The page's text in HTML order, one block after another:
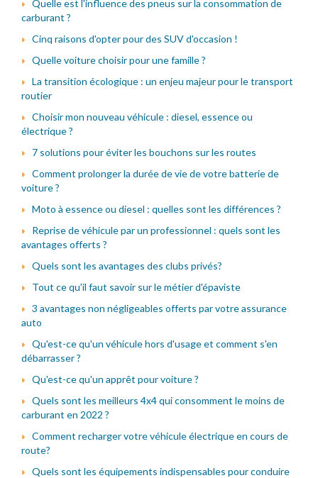
Quelle est l'influence des pneus sur la consommation de
carburant ?
Cinq raisons d'opter pour des SUV d'occasion !
Quelle voiture choisir pour une famille ?
La transition écologique : un enjeu majeur pour le transport
routier
Choisir mon nouveau véhicule : diesel, essence ou
électrique ?
7 solutions pour éviter les bouchons sur les routes
Comment prolonger la durée de vie de votre batterie de
voiture ?
Moto à essence ou diesel : quelles sont les différences ?
Reprise de véhicule par un professionnel : quels sont les
avantages offerts ?
Quels sont les avantages des clubs privés?
Tout ce qu'il faut savoir sur le métier d'épaviste
3 avantages non négligeables offerts par votre assurance
auto
Qu'est-ce qu'un véhicule hors d'usage et comment s'en
débarrasser ?
Qu'est-ce qu'un apprêt pour voiture ?
Quels sont les meilleurs 4x4 qui consomment le moins de
carburant en 2022 ?
Comment recharger votre véhicule électrique en cours de
route?
Quels sont les équipements indispensables pour conduire